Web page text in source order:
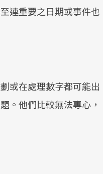
連重要之日期或事件也
或在處理數字都可能出
。他們比較無法專心，